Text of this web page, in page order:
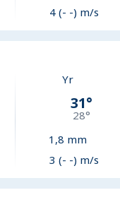
4 (- -) m/s
Yr
31°
28°
1,8 mm
3 (- -) m/s